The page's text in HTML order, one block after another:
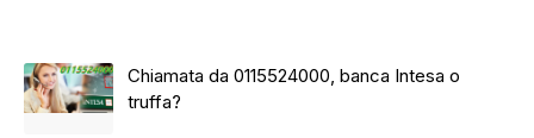
Chiamata da 0115524000, banca Intesa o
truffa?